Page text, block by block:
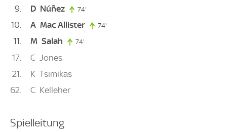
9 D Núñez 74'
10 A Mac Allister 74'
11 M Salah 74'
17 C Jones
21
K Tsimikas
62
C Kelleher
Spielleitung